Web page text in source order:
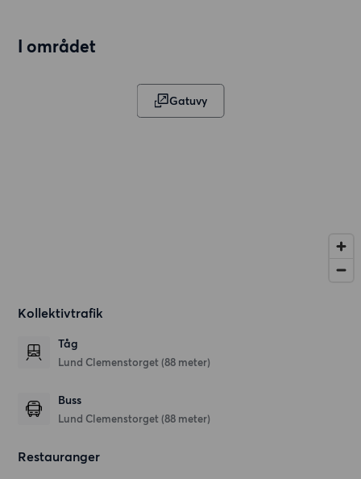
I området
Gatuvy
Kollektivtrafik
Tåg
Lund Clemenstorget (88 meter)
Buss
Lund Clemenstorget (88 meter)
Restauranger